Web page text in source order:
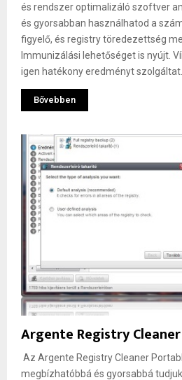
és rendszer optimalizáló szoftver
és gyorsabban használhatod a
figyelő, és registry töredezettség
Immunizálási lehetőséget is nyújt.
igen hatékony eredményt
Bővebben
Argente Registry
Az Argente Registry Cleaner
megbízhatóbbá és gyorsabbá